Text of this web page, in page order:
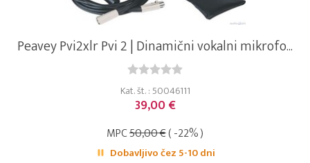
Peavey Pvi2xlr Pvi 2 | Dinamični vokalni mikrofo...
Kat. št. : 50046111
39,00 €
MPC50,00 €( -22% )
Dobavljivo čez 5-10 dni